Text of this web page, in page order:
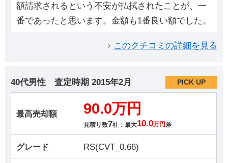
額請求されるという不安が払拭されたことが、一
番であったと思います。金額も1番良い額でした。
このクチコミの詳細を見る
40代男性 査定時期 2015年2月 PICK UP
最高売却額 90.0万円
見積り数7社：最大10.0万円 差
グレード RS(CVT_0.66)